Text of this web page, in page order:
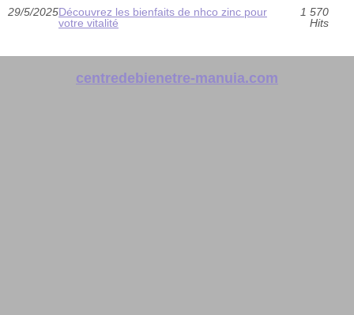
29/5/2025Découvrez les bienfaits de nhco zinc pour
votre vitalité
1 570
Hits
centredebienetre-manuia.com